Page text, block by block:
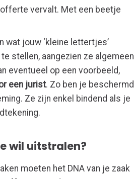
vervalt. Met een beetje
wat jouw ‘kleine lettertjes’
stellen, aangezien ze algemeen
eventueel op een voorbeeld,
een jurist. Zo ben je beschermd
Ze zijn enkel bindend als je
wil uitstralen?
moeten het DNA van je zaak